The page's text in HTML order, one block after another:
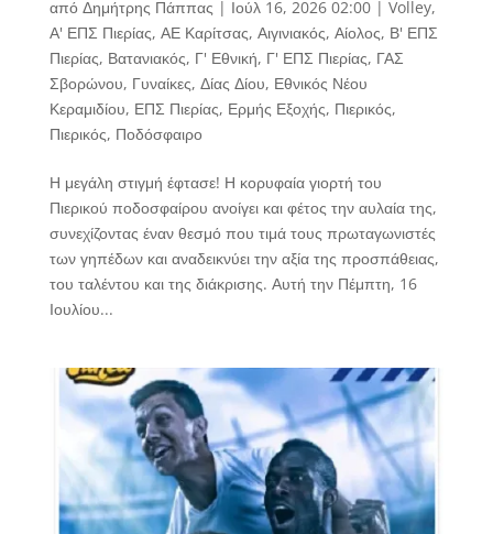
από Δημήτρης Πάππας | Ιούλ 16, 2026 02:00| Volley,
Α' ΕΠΣ Πιερίας, ΑΕ Καρίτσας, Αιγινιακός, Αίολος, Β' ΕΠΣ
Πιερίας, Βατανιακός, Γ' Εθνική, Γ' ΕΠΣ Πιερίας, ΓΑΣ
Σβορώνου, Γυναίκες, Δίας Δίου, Εθνικός Νέου
Κεραμιδίου, ΕΠΣ Πιερίας, Ερμής Εξοχής, Πιερικός,
Πιερικός, Ποδόσφαιρο
Η μεγάλη στιγμή έφτασε! Η κορυφαία γιορτή του
Πιερικού ποδοσφαίρου ανοίγει και φέτος την αυλαία της,
συνεχίζοντας έναν θεσμό που τιμά τους πρωταγωνιστές
των γηπέδων και αναδεικνύει την αξία της προσπάθειας,
του ταλέντου και της διάκρισης. Αυτή την Πέμπτη, 16
Ιουλίου...